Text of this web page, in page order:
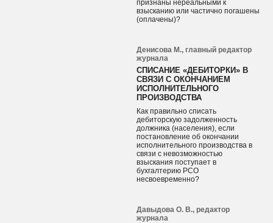
признаны нереальными к
взысканию или частично погашены
(оплачены)?
Денисова М., главный редактор
журнала
СПИСАНИЕ «ДЕБИТОРКИ» В
СВЯЗИ С ОКОНЧАНИЕМ
ИСПОЛНИТЕЛЬНОГО
ПРОИЗВОДСТВА
Как правильно списать
дебиторскую задолженность
должника (населения), если
постановление об окончании
исполнительного производства в
связи с невозможностью
взыскания поступает в
бухгалтерию РСО
несвоевременно?
Давыдова О. В., редактор
журнала